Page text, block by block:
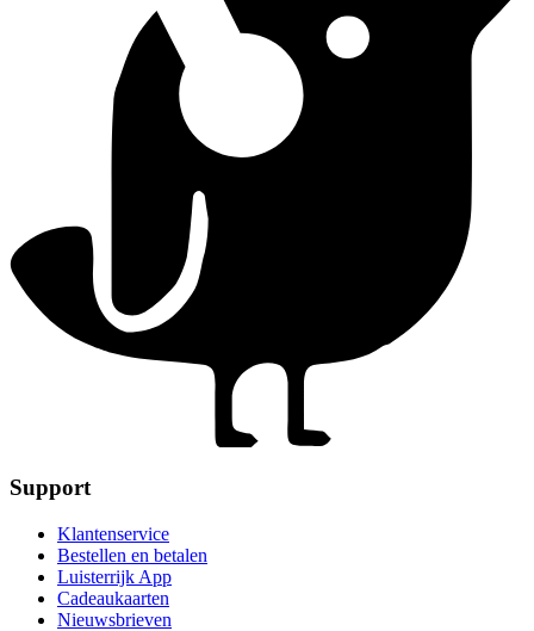
Support
Klantenservice
Bestellen en betalen
Luisterrijk App
Cadeaukaarten
Nieuwsbrieven